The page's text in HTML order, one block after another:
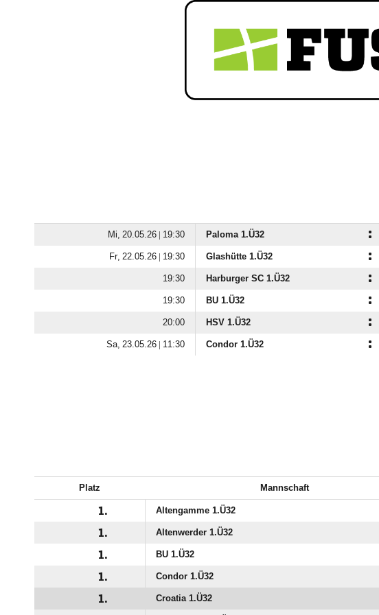
  |  Paloma 1.Ü32 :
  |  Glashütte 1.Ü32 :
 Harburger SC 1.Ü32 :
 BU 1.Ü32 :
 HSV 1.Ü32 :
  |  Condor 1.Ü32 :
Platz Mannschaft
1. Altengamme 1.Ü32
1.
Altenwerder 1.Ü32
1.
BU 1.Ü32
1.
Condor 1.Ü32
1.
Croatia 1.Ü32